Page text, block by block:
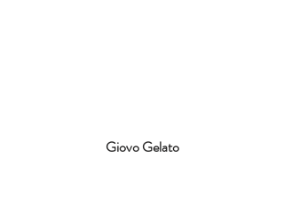
Giovo Gelato